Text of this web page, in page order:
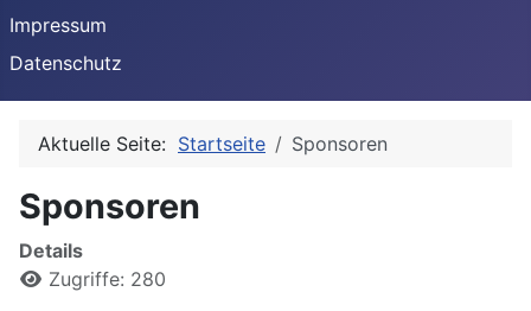
Impressum
Datenschutz
Aktuelle Seite: Startseite Sponsoren
Sponsoren
Details
Zugriffe: 280